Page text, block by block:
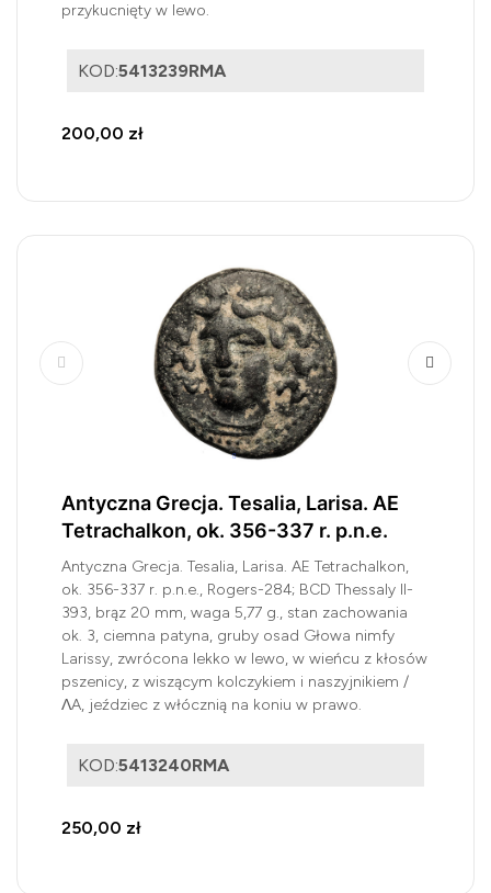
przykucnięty w lewo.
KOD:5413239RMA
200,00 zł
Antyczna Grecja. Tesalia, Larisa. AE
Tetrachalkon, ok. 356-337 r. p.n.e.
Antyczna Grecja. Tesalia, Larisa. AE Tetrachalkon,
ok. 356-337 r. p.n.e., Rogers-284; BCD Thessaly II-
393, brąz 20 mm, waga 5,77 g., stan zachowania
ok. 3, ciemna patyna, gruby osad Głowa nimfy
Larissy, zwrócona lekko w lewo, w wieńcu z kłosów
pszenicy, z wiszącym kolczykiem i naszyjnikiem /
ΛA, jeździec z włócznią na koniu w prawo.
KOD:5413240RMA
250,00 zł